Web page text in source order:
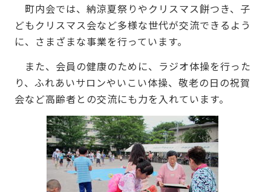
町内会では、納涼夏祭りやクリスマス餅つき、子
どもクリスマス会など多様な世代が交流できるよう
に、さまざまな事業を行っています。
また、会員の健康のために、ラジオ体操を行った
り、ふれあいサロンやいこい体操、敬老の日の祝賀
会など高齢者との交流にも力を入れています。